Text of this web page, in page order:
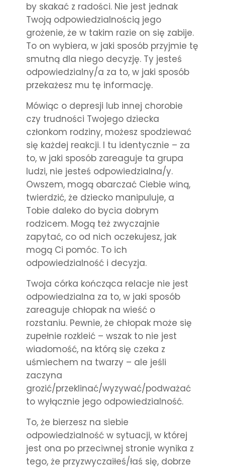
by skakać z radości. Nie jest jednak
Twoją odpowiedzialnością jego
grożenie, że w takim razie on się zabije.
To on wybiera, w jaki sposób przyjmie tę
smutną dla niego decyzję. Ty jesteś
odpowiedzialny/a za to, w jaki sposób
przekażesz mu tę informację.
Mówiąc o depresji lub innej chorobie
czy trudności Twojego dziecka
członkom rodziny, możesz spodziewać
się każdej reakcji. I tu identycznie – za
to, w jaki sposób zareaguje ta grupa
ludzi, nie jesteś odpowiedzialna/y.
Owszem, mogą obarczać Ciebie winą,
twierdzić, że dziecko manipuluje, a
Tobie daleko do bycia dobrym
rodzicem. Mogą też zwyczajnie
zapytać, co od nich oczekujesz, jak
mogą Ci pomóc. To ich
odpowiedzialność i decyzja.
Twoja córka kończąca relacje nie jest
odpowiedzialna za to, w jaki sposób
zareaguje chłopak na wieść o
rozstaniu. Pewnie, że chłopak może się
zupełnie rozkleić – wszak to nie jest
wiadomość, na którą się czeka z
uśmiechem na twarzy – ale jeśli
zaczyna
grozić/przeklinać/wyzywać/podważać
to wyłącznie jego odpowiedzialność.
To, że bierzesz na siebie
odpowiedzialność w sytuacji, w której
jest ona po przeciwnej stronie wynika z
tego, że przyzwyczaiłeś/łaś się, dobrze